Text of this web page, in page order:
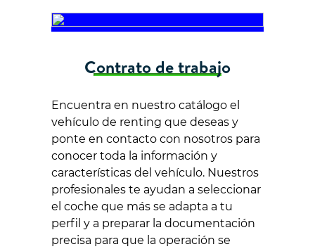
Contrato de trabajo
Encuentra en nuestro catálogo el
vehículo de renting que deseas y
ponte en contacto con nosotros para
conocer toda la información y
características del vehículo. Nuestros
profesionales te ayudan a seleccionar
el coche que más se adapta a tu
perfil y a preparar la documentación
precisa para que la operación se